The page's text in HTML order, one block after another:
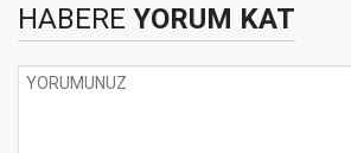
HABERE YORUM KAT